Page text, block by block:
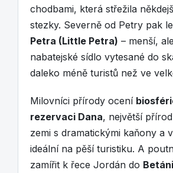
chodbami, která střežila
stezky. Severně od Petry pak
Petra (Little Petra) – menší,
nabatejské sídlo vytesané do
daleko méně turistů než ve
Milovníci přírody ocení
rezervaci Dana, největší
zemi s dramatickými kaňony a
ideální na pěší turistiku. A
zamířit k řece Jordán do